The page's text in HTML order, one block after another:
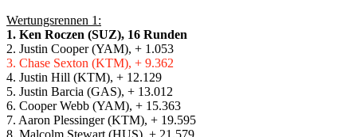
Wertungsrennen 1:
1. Ken Roczen (SUZ), 16 Runden
2. Justin Cooper (YAM), + 1.053
3. Chase Sexton (KTM), + 9.362
4. Justin Hill (KTM), + 12.129
5. Justin Barcia (GAS), + 13.012
6. Cooper Webb (YAM), + 15.363
7. Aaron Plessinger (KTM), + 19.595